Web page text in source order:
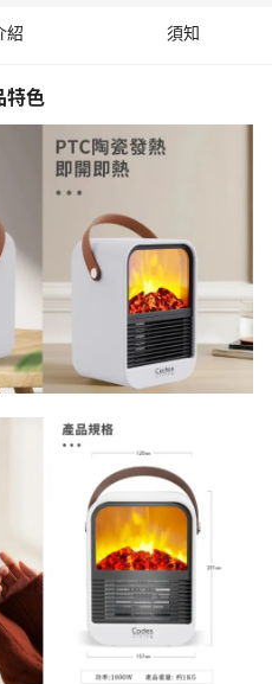
收到通知後 7 天內取貨，逾期
)：到貨後約 2~3 個工作天(不包
寄出。
提示
公眾假期，會順延至下 1 個工
起計，最快約 5~15 個工作天到
如因 假期(例如：中秋節、聖誕
可控因素，有機會延遲到貨。⚠️
際發貨時間須視乎供應商存貨及
能造成的損失或損害，本公司恕
品到達分行後將透過
人取貨。請在收到通知後 7 個
紹 須知
特色